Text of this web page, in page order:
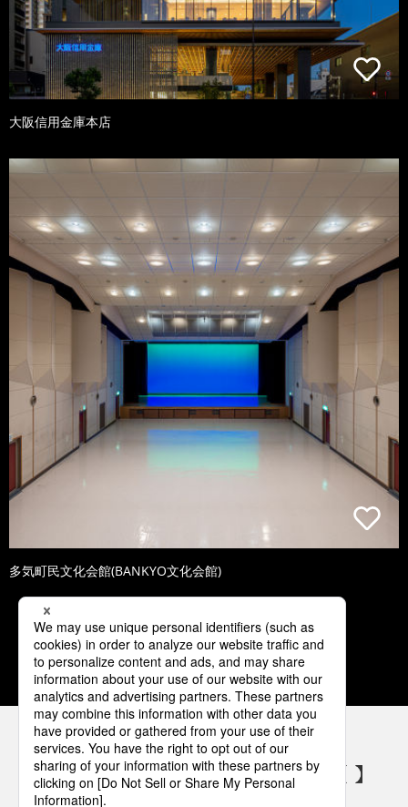
大阪信用金庫本店
多気町民文化会館(BANKYO文化会館)
1 2 3 4 5
パナソニックの電気設備 SNSアカウント